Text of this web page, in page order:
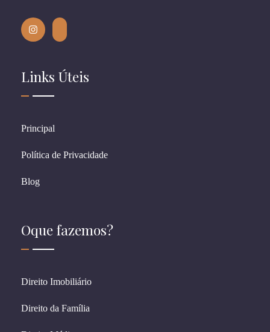
Links Úteis
Principal
Política de Privacidade
Blog
Oque fazemos?
Direito Imobiliário
Direito da Família